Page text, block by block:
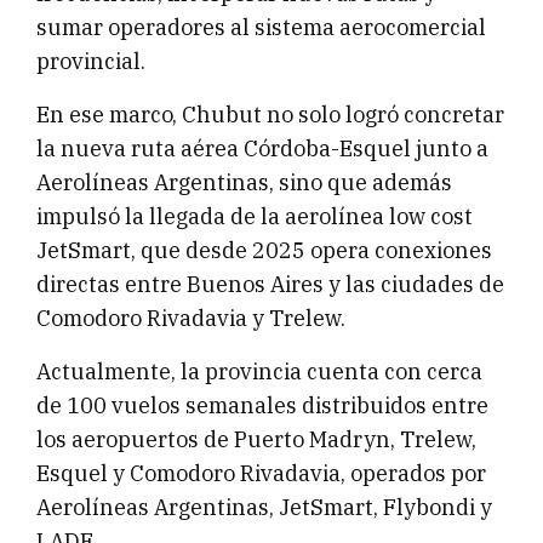
sumar operadores al sistema aerocomercial
provincial.
En ese marco, Chubut no solo logró concretar
la nueva ruta aérea Córdoba-Esquel junto a
Aerolíneas Argentinas, sino que además
impulsó la llegada de la aerolínea low cost
JetSmart, que desde 2025 opera conexiones
directas entre Buenos Aires y las ciudades de
Comodoro Rivadavia y Trelew.
Actualmente, la provincia cuenta con cerca
de 100 vuelos semanales distribuidos entre
los aeropuertos de Puerto Madryn, Trelew,
Esquel y Comodoro Rivadavia, operados por
Aerolíneas Argentinas, JetSmart, Flybondi y